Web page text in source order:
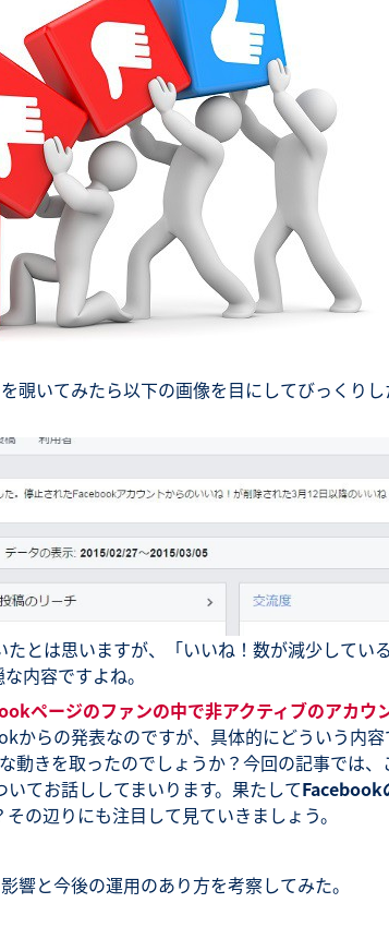
SNS勉強会・eラーニング
覗いてみたら以下の画像を目にしてびっくり
とは思いますが、「いいね！数が減少してい
内容ですよね。
ページのファンの中で非アクティブのアカウ
からの発表なのですが、具体的にどういう内
動きを取ったのでしょうか？今回の記事では
てお話ししてまいります。果たしてFacebook
の辺りにも注目して見ていきましょう。
響と今後の運用のあり方を考察してみた。